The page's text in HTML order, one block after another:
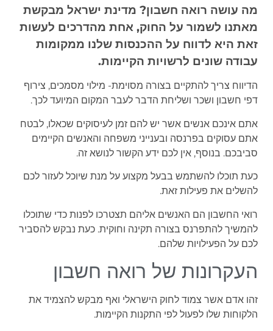
מה עושה רואה חשבון? מדינת ישראל מבקשת
מאתנו לשמור על החוק, אחת מהדרכים לעשות
זאת היא לדווח על ההכנסות שלנו ממקומות
עבודה שונים לרשויות הקיימות.
הדיווח צריך להתקיים בצורה מסוימת- מילוי מסמכים, צירוף
דפי חשבון ושכר ושליחת הדבר לעבר המקום המיועד לכך.
אתם אינכם אנשים אשר יש להם זמן לעיסוקים שכאלו, לבטח
אתם עסוקים בפרנסה ובענייני משפחה והאנשים הקיימים
סביבכם. בנוסף, אין לכם ידע הקשור לנושא זה.
כעת תוכלו להשתמש בבעל מקצוע על מנת שיוכל לעזור לכם
להשלים את פעילות זאת.
רואי החשבון הם האנשים אליהם תצטרכו לפנות כדי שתוכלו
להמשיך להתפרנס בצורה תקינה וחוקית. כעת נבקש להסביר
לכם על הפעילויות שלהם.
העקרונות של רואה חשבון
זהו אדם אשר צמוד לחוק הישראלי ואף מבקש להצמיד את
הלקוחות שלו לפעול לפי התקנות הקיימות.